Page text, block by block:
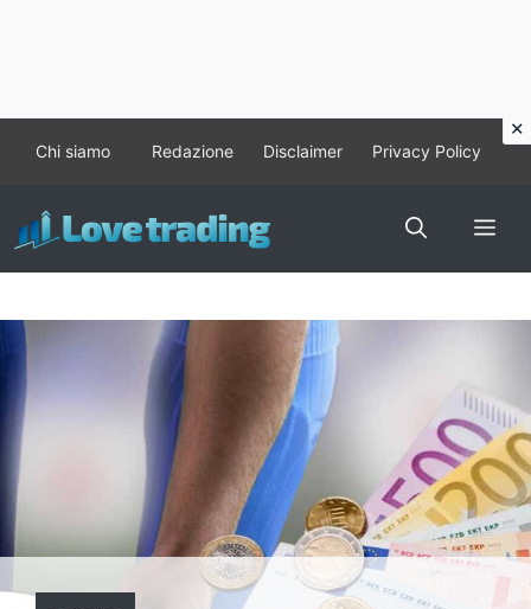
contenuto
Chi siamo Redazione Disclaimer Privacy Policy